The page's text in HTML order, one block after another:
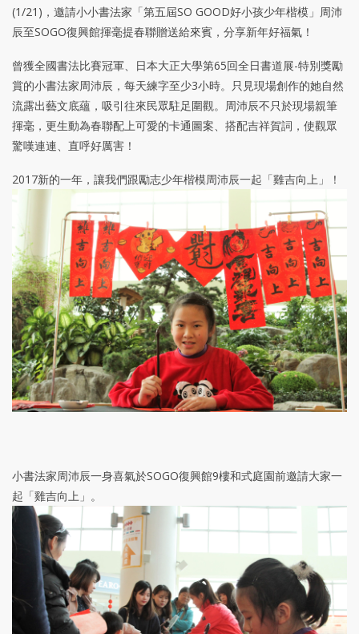
(1/21)，邀請小小書法家「第五屆SO GOOD好小孩少年楷模」周沛
辰至SOGO復興館揮毫提春聯贈送給來賓，分享新年好福氣！
曾獲全國書法比賽冠軍、日本大正大學第65回全日書道展-特別獎勵
賞的小書法家周沛辰，每天練字至少3小時。只見現場創作的她自然
流露出藝文底蘊，吸引往來民眾駐足圍觀。周沛辰不只於現場親筆
揮毫，更生動為春聯配上可愛的卡通圖案、搭配吉祥賀詞，使觀眾
驚嘆連連、直呼好厲害！
2017新的一年，讓我們跟勵志少年楷模周沛辰一起「雞吉向上」！
小書法家周沛辰一身喜氣於SOGO復興館9樓和式庭園前邀請大家一
起「雞吉向上」。